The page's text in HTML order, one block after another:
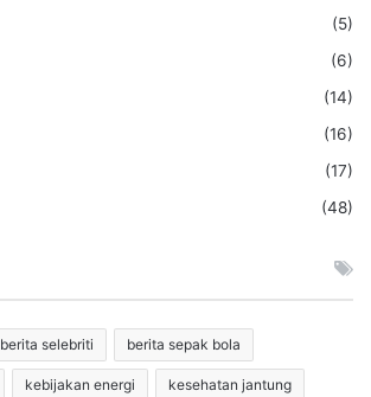
(5)
(6)
(14)
(16)
(17)
(48)
berita selebriti berita sepak bola
kebijakan energi kesehatan jantung